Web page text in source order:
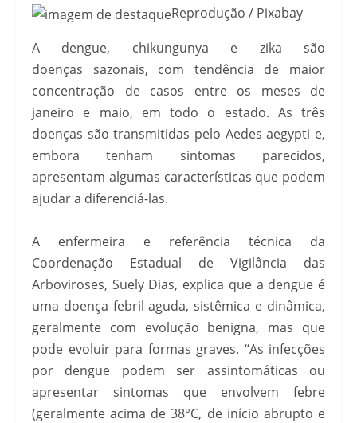
Reprodução / Pixabay
A dengue, chikungunya e zika são
doenças sazonais, com tendência de maior
concentração de casos entre os meses de
janeiro e maio, em todo o estado. As três
doenças são transmitidas pelo Aedes aegypti e,
embora tenham sintomas parecidos,
apresentam algumas características que podem
ajudar a diferenciá-las.
A enfermeira e referência técnica da
Coordenação Estadual de Vigilância das
Arboviroses, Suely Dias, explica que a dengue é
uma doença febril aguda, sistêmica e dinâmica,
geralmente com evolução benigna, mas que
pode evoluir para formas graves. “As infecções
por dengue podem ser assintomáticas ou
apresentar sintomas que envolvem febre
(geralmente acima de 38°C, de início abrupto e